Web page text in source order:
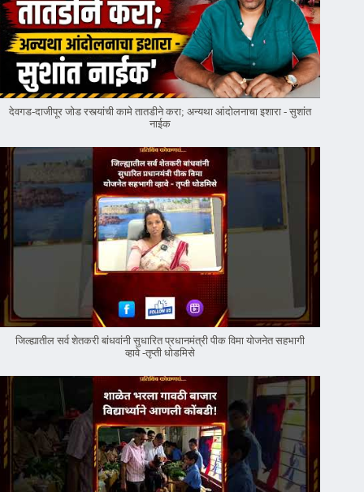
देवगड-दाजीपूर जोड रस्त्यांची कामे तातडीने करा; अन्यथा आंदोलनाचा इशारा - सुशांत
नाईक
जिल्ह्यातील सर्व शेतकरी बांधवांनी सुधारित प्रधानमंत्री पीक विमा योजनेत सहभागी
व्हावे -तृप्ती धोडमिसे